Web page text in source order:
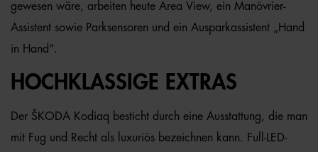
gewesen wäre, arbeiten heute Area View, ein Manövrier-
Assistent sowie Parksensoren und ein Ausparkassistent „Hand
in Hand“.
HOCHKLASSIGE EXTRAS
Der ŠKODA Kodiaq besticht durch eine Ausstattung, die man
mit Fug und Recht als luxuriös bezeichnen kann. Full-LED-